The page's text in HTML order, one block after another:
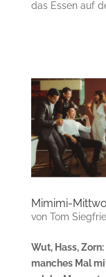
das Essen auf
Mimimi-
von Tom
Wut, Hass,
manches Mal